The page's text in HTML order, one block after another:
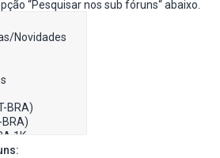
“Pesquisar nos sub fóruns“ abaixo.